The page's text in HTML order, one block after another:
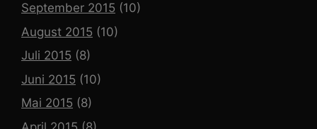
September 2015 (10)
August 2015 (10)
Juli 2015 (8)
Juni 2015 (10)
Mai 2015 (8)